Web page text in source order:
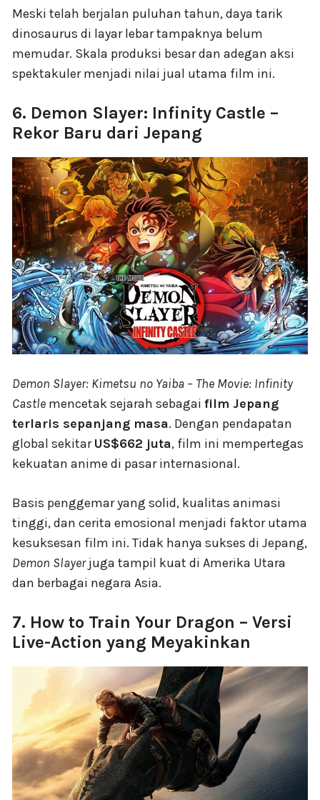
Meski telah berjalan puluhan tahun, daya tarik
dinosaurus di layar lebar tampaknya belum
memudar. Skala produksi besar dan adegan aksi
spektakuler menjadi nilai jual utama film ini.
6. Demon Slayer: Infinity Castle –
Rekor Baru dari Jepang
Demon Slayer: Kimetsu no Yaiba – The Movie: Infinity
Castle mencetak sejarah sebagai film Jepang
terlaris sepanjang masa. Dengan pendapatan
global sekitarUS$662 juta, film ini mempertegas
kekuatan anime di pasar internasional.
Basis penggemar yang solid, kualitas animasi
tinggi, dan cerita emosional menjadi faktor utama
kesuksesan film ini. Tidak hanya sukses di Jepang,
Demon Slayerjuga tampil kuat di Amerika Utara
dan berbagai negara Asia.
7. How to Train Your Dragon – Versi
Live-Action yang Meyakinkan